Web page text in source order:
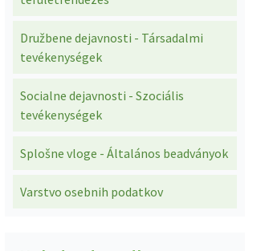
Družbene dejavnosti - Társadalmi
tevékenységek
Socialne dejavnosti - Szociális
tevékenységek
Splošne vloge - Általános beadványok
Varstvo osebnih podatkov
Občinski časopis - Községi lap
Proračun - Költségvetés